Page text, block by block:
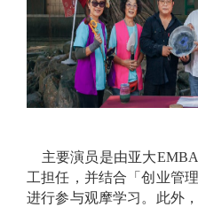
主要演员是由亚大
工担任，并结合「创业管
进行参与观摩学习。此外